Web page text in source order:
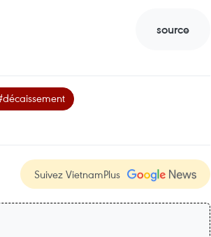
source
Suivez VietnamPlus